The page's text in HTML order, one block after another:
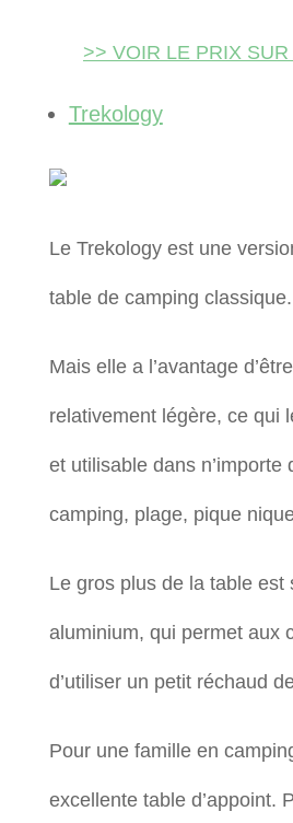
>> VOIR LE PRIX
Trekology
Le Trekology est une
table de camping classique.
Mais elle a l’avantage
relativement légère, ce qui
et utilisable dans n’importe
camping, plage, pique
Le gros plus de la table est
aluminium, qui permet aux
d’utiliser un petit réchaud
Pour une famille en
excellente table d’appoint.